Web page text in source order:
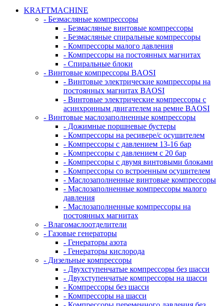
KRAFTMACHINE
- Безмасляные компрессоры
- Безмасляные винтовые компрессоры
- Безмасляные спиральные компрессоры
- Компрессоры малого давления
- Компрессоры на постоянных магнитах
- Спиральные блоки
- Винтовые компрессоры BAOSI
- Винтовые электрические компрессоры на
постоянных магнитах BAOSI
- Винтовые электрические компрессоры с
асинхронным двигателем на ремне BAOSI
- Винтовые маслозаполненные компрессоры
- Дожимные поршневые бустеры
- Компрессоры на ресивере/с осушителем
- Компрессоры с давлением 13-16 бар
- Компрессоры с давлением с 20 бар
- Компрессоры с двумя винтовыми блоками
- Компрессоры со встроенным осушителем
- Маслозаполненные винтовые компрессоры
- Маслозаполненные компрессоры малого
давления
- Маслозаполненные компрессоры на
постоянных магнитах
- Влагомаслоотделители
- Газовые генераторы
- Генераторы азота
- Генераторы кислорода
- Дизельные компрессоры
- Двухступенчатые компрессоры без шасси
- Двухступенчатые компрессоры на шасси
- Компрессоры без шасси
- Компрессоры на шасси